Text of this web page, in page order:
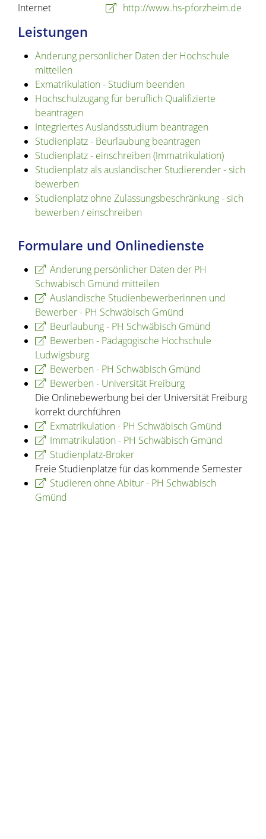
Internet
http://www.hs-pforzheim.de
Leistungen
Änderung persönlicher Daten der Hochschule
mitteilen
Exmatrikulation - Studium beenden
Hochschulzugang für beruflich Qualifizierte
beantragen
Integriertes Auslandsstudium beantragen
Studienplatz - Beurlaubung beantragen
Studienplatz - einschreiben (Immatrikulation)
Studienplatz als ausländischer Studierender - sich
bewerben
Studienplatz ohne Zulassungsbeschränkung - sich
bewerben / einschreiben
Formulare und Onlinedienste
Änderung persönlicher Daten der PH
Schwäbisch Gmünd mitteilen
Ausländische Studienbewerberinnen und
Bewerber - PH Schwäbisch Gmünd
Beurlaubung - PH Schwäbisch Gmünd
Bewerben - Pädagogische Hochschule
Ludwigsburg
Bewerben - PH Schwäbisch Gmünd
Bewerben - Universität Freiburg
Die Onlinebewerbung bei der Universität Freiburg
korrekt durchführen
Exmatrikulation - PH Schwäbisch Gmünd
Immatrikulation - PH Schwäbisch Gmünd
Studienplatz-Broker
Freie Studienplätze für das kommende Semester
Studieren ohne Abitur - PH Schwäbisch
Gmünd